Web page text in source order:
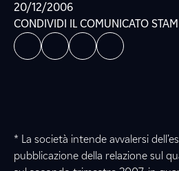
20/12/2006
CONDIVIDI IL COMUNICATO
* La società intende avvalersi
pubblicazione della relazione sul